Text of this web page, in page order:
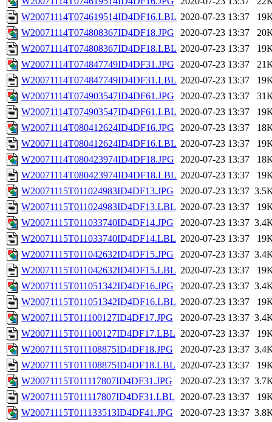
W20071114T074619514ID4DF16.LBL 2020-07-23 13:37
W20071114T074808367ID4DF18.JPG
2020-07-23 13:37
W20071114T074808367ID4DF18.LBL 2020-07-23 13:37
W20071114T074847749ID4DF31.JPG
2020-07-23 13:37
W20071114T074847749ID4DF31.LBL 2020-07-23 13:37
W20071114T074903547ID4DF61.JPG
2020-07-23 13:37
W20071114T074903547ID4DF61.LBL 2020-07-23 13:37
W20071114T080412624ID4DF16.JPG
2020-07-23 13:37
W20071114T080412624ID4DF16.LBL 2020-07-23 13:37
W20071114T080423974ID4DF18.JPG
2020-07-23 13:37
W20071114T080423974ID4DF18.LBL 2020-07-23 13:37
W20071115T011024983ID4DF13.JPG
2020-07-23 13:37
W20071115T011024983ID4DF13.LBL 2020-07-23 13:37
W20071115T011033740ID4DF14.JPG
2020-07-23 13:37
W20071115T011033740ID4DF14.LBL 2020-07-23 13:37
W20071115T011042632ID4DF15.JPG
2020-07-23 13:37
W20071115T011042632ID4DF15.LBL 2020-07-23 13:37
W20071115T011051342ID4DF16.JPG
2020-07-23 13:37
W20071115T011051342ID4DF16.LBL 2020-07-23 13:37
W20071115T011100127ID4DF17.JPG
2020-07-23 13:37
W20071115T011100127ID4DF17.LBL 2020-07-23 13:37
W20071115T011108875ID4DF18.JPG
2020-07-23 13:37
W20071115T011108875ID4DF18.LBL 2020-07-23 13:37
W20071115T011117807ID4DF31.JPG
2020-07-23 13:37
W20071115T011117807ID4DF31.LBL 2020-07-23 13:37
W20071115T011133513ID4DF41.JPG
2020-07-23 13:37